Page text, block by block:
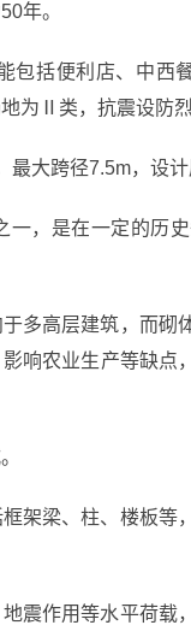
年。
包括便利店、中西
为Ⅱ类，抗震设防
大跨径7.5m，设计
，是在一定的历
多高层建筑，而砌
响农业生产等缺点
架梁、柱、楼板等
震作用等水平荷载